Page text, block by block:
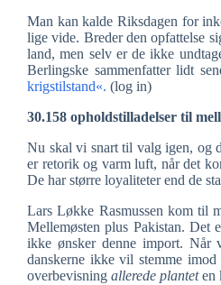
Man kan kalde Riksdagen for
lige vide. Breder den opfattelse
land, men selv er de ikke
Berlingske sammenfatter lidt
krigstilstand«. (log in)
30.158 opholdstilladelser til
Nu skal vi snart til valg igen, og
er retorik og varm luft, når det
De har større loyaliteter end de
Lars Løkke Rasmussen kom til
Mellemøsten plus Pakistan. Det
ikke ønsker denne import. Når
danskerne ikke vil stemme
overbevisning allerede planteten